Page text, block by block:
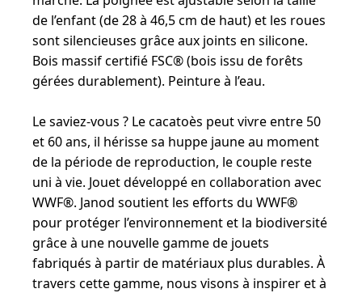
de l’enfant (de 28 à 46,5 cm de haut) et les roues
sont silencieuses grâce aux joints en silicone.
Bois massif certifié FSC® (bois issu de forêts
gérées durablement). Peinture à l’eau.
Le saviez-vous ? Le cacatoès peut vivre entre 50
et 60 ans, il hérisse sa huppe jaune au moment
de la période de reproduction, le couple reste
uni à vie. Jouet développé en collaboration avec
WWF®. Janod soutient les efforts du WWF®
pour protéger l’environnement et la biodiversité
grâce à une nouvelle gamme de jouets
fabriqués à partir de matériaux plus durables. À
travers cette gamme, nous visons à inspirer et à